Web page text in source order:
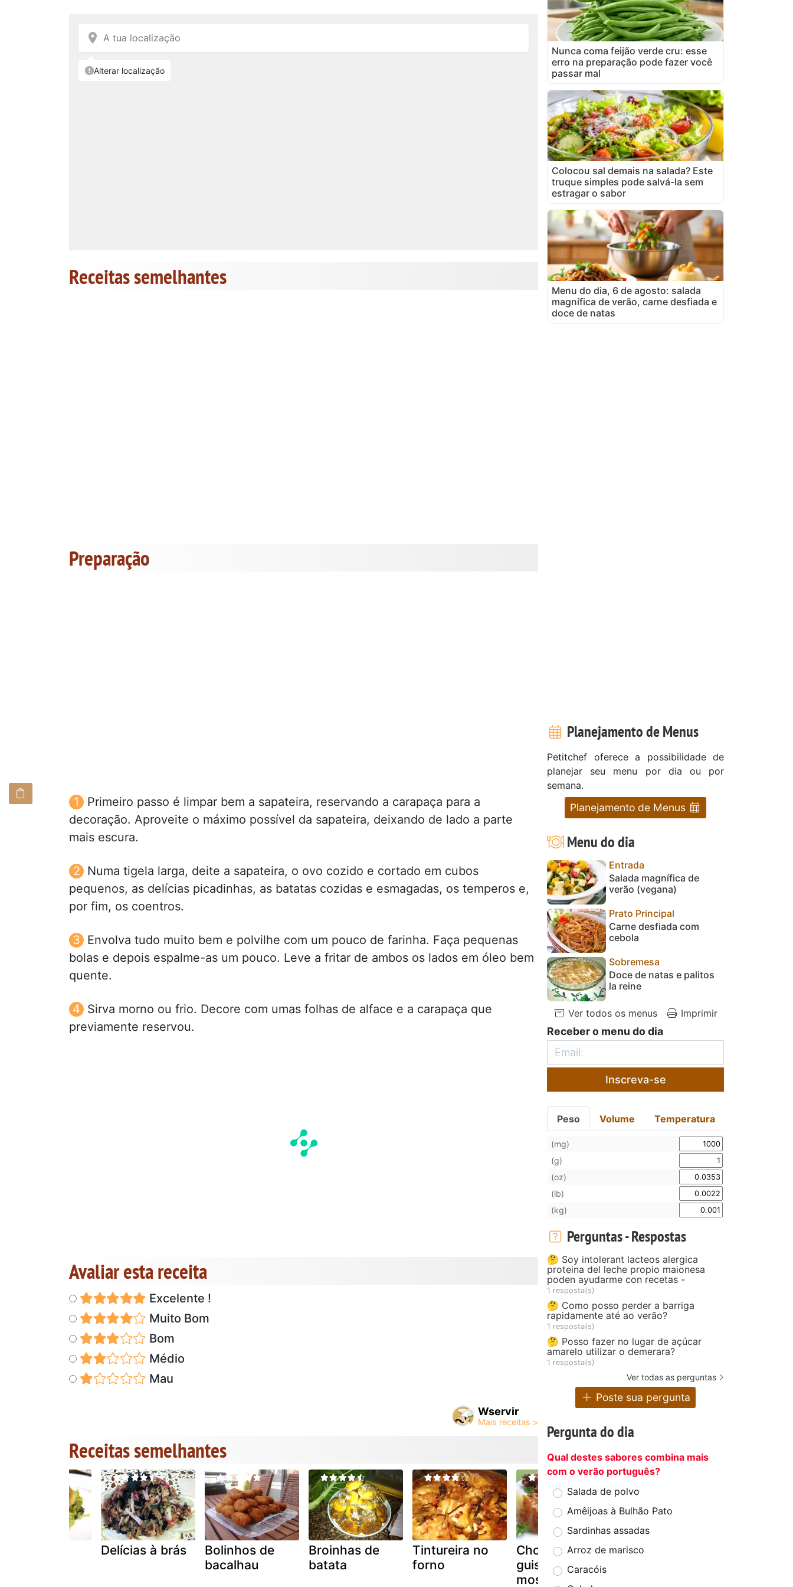
Receitas semelhantes
Preparação
Primeiro passo é limpar bem a sapateira, reservando a carapaça para a
decoração. Aproveite o máximo possível da sapateira, deixando de lado a parte
mais escura.
Numa tigela larga, deite a sapateira, o ovo cozido e cortado em cubos
pequenos, as delícias picadinhas, as batatas cozidas e esmagadas, os temperos e,
por fim, os coentros.
Envolva tudo muito bem e polvilhe com um pouco de farinha. Faça pequenas
bolas e depois espalme-as um pouco. Leve a fritar de ambos os lados em óleo bem
quente.
Sirva morno ou frio. Decore com umas folhas de alface e a carapaça que
previamente reservou.
Avaliar esta receita
Excelente !
Muito Bom
Bom
Médio
Mau
Wservir
Receitas semelhantes
Delícias à brás
Bolinhos de
bacalhau
Broinhas de
batata
Tintureira no
forno
Choquinhos
guisados em
moscatel
Tintureira no
Nunca coma feijão verde cru: esse
erro na preparação pode fazer você
passar mal
Colocou sal demais na salada? Este
truque simples pode salvá-la sem
estragar o sabor
Menu do dia, 6 de agosto: salada
magnífica de verão, carne desfiada e
doce de natas
Planejamento de Menus
Petitchef oferece a possibilidade de
planejar seu menu por dia ou por
semana.
Planejamento de Menus
Menu do dia
Entrada
Salada magnífica de
verão (vegana)
Prato Principal
Carne desfiada com
cebola
Sobremesa
Doce de natas e palitos
la reine
Ver todos os menus Imprimir
Receber o menu do dia
Inscreva-se
Peso Volume Temperatura
(mg)
(g)
(oz)
(lb)
(kg)
Perguntas - Respostas
🤔 Soy intolerant lacteos alergica
proteina del leche propio maionesa
poden ayudarme con recetas -
1 resposta(s)
🤔 Como posso perder a barriga
rapidamente até ao verão?
1 resposta(s)
🤔 Posso fazer no lugar de açúcar
amarelo utilizar o demerara?
1 resposta(s)
Ver todas as perguntas
Poste sua pergunta
Pergunta do dia
Qual destes sabores combina mais
com o verão português?
Salada de polvo
Amêijoas à Bulhão Pato
Sardinhas assadas
Arroz de marisco
Caracóis